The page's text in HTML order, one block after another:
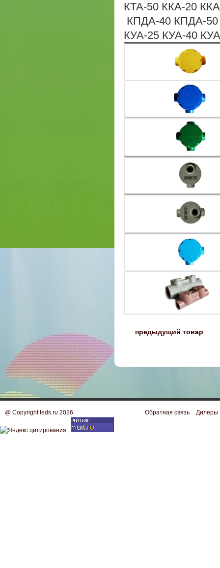
КТА-50 ККА-20
КПДА-40 КПДА-
КУА-25 КУА-40
предыдущий товар
@ Copyright leds.ru 2026 Обратная связь Дилеры